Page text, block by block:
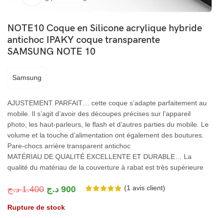
NOTE10 Coque en Silicone acrylique hybride
antichoc IPAKY coque transparente
SAMSUNG NOTE 10
Samsung
AJUSTEMENT PARFAIT… cette coque s’adapte parfaitement au
mobile. Il s’agit d’avoir des découpes précises sur l’appareil
photo, les haut-parleurs, le flash et d’autres parties du mobile. Le
volume et la touche d’alimentation ont également des boutures.
Pare-chocs arrière transparent antichoc
MATÉRIAU DE QUALITÉ EXCELLENTE ET DURABLE… La
qualité du matériau de la couverture à rabat est très supérieure
1.400 د.ج 900 د.ج (1 avis client)
Rupture de stock